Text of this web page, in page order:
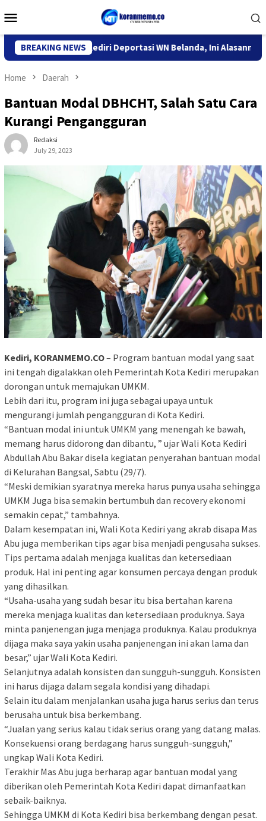
to
Menu
BREAKING NEWS
Imigrasi Kediri Deportasi WN Belanda, Ini Alasannya
Home Daerah
Bantuan Modal DBHCHT, Salah Satu Cara
Kurangi Pengangguran
Redaksi
July 29, 2023
Kediri, KORANMEMO.CO– Program bantuan modal yang saat
ini tengah digalakkan oleh Pemerintah Kota Kediri merupakan
dorongan untuk memajukan UMKM.
Lebih dari itu, program ini juga sebagai upaya untuk
mengurangi jumlah pengangguran di Kota Kediri.
“Bantuan modal ini untuk UMKM yang menengah ke bawah,
memang harus didorong dan dibantu, ” ujar Wali Kota Kediri
Abdullah Abu Bakar disela kegiatan penyerahan bantuan modal
di Kelurahan Bangsal, Sabtu (29/7).
“Meski demikian syaratnya mereka harus punya usaha sehingga
UMKM Juga bisa semakin bertumbuh dan recovery ekonomi
semakin cepat,” tambahnya.
Dalam kesempatan ini, Wali Kota Kediri yang akrab disapa Mas
Abu juga memberikan tips agar bisa menjadi pengusaha sukses.
Tips pertama adalah menjaga kualitas dan ketersediaan
produk. Hal ini penting agar konsumen percaya dengan produk
yang dihasilkan.
“Usaha-usaha yang sudah besar itu bisa bertahan karena
mereka menjaga kualitas dan ketersediaan produknya. Saya
minta panjenengan juga menjaga produknya. Kalau produknya
dijaga maka saya yakin usaha panjenengan ini akan lama dan
besar,” ujar Wali Kota Kediri.
Selanjutnya adalah konsisten dan sungguh-sungguh. Konsisten
ini harus dijaga dalam segala kondisi yang dihadapi.
Selain itu dalam menjalankan usaha juga harus serius dan terus
berusaha untuk bisa berkembang.
“Jualan yang serius kalau tidak serius orang yang datang malas.
Konsekuensi orang berdagang harus sungguh-sungguh,”
ungkap Wali Kota Kediri.
Terakhir Mas Abu juga berharap agar bantuan modal yang
diberikan oleh Pemerintah Kota Kediri dapat dimanfaatkan
sebaik-baiknya.
Sehingga UMKM di Kota Kediri bisa berkembang dengan pesat.